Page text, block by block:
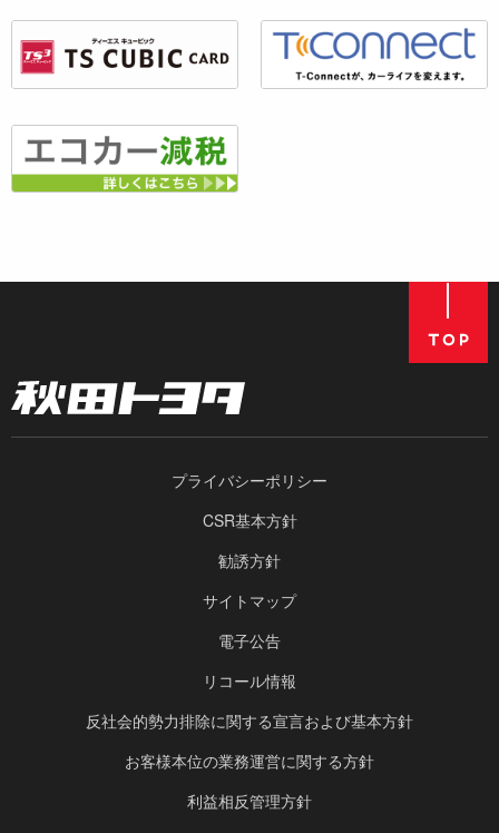
プライバシーポリシー
CSR基本方針
勧誘方針
サイトマップ
電子公告
リコール情報
反社会的勢力排除に関する宣言および基本方針
お客様本位の業務運営に関する方針
利益相反管理方針